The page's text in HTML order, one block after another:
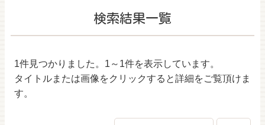
検索結果一覧
1件見つかりました。 1～1件を表示しています。
タイトルまたは画像をクリックすると詳細をご覧頂けま
す。